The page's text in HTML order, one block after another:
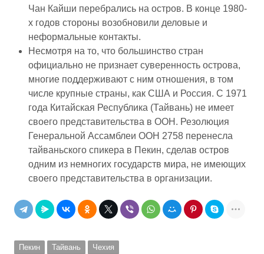
Чан Кайши перебрались на остров. В конце 1980-
х годов стороны возобновили деловые и
неформальные контакты.
Несмотря на то, что большинство стран
официально не признает суверенность острова,
многие поддерживают с ним отношения, в том
числе крупные страны, как США и Россия. С 1971
года Китайская Республика (Тайвань) не имеет
своего представительства в ООН. Резолюция
Генеральной Ассамблеи ООН 2758 перенесла
тайваньского спикера в Пекин, сделав остров
одним из немногих государств мира, не имеющих
своего представительства в организации.
Пекин Тайвань Чехия